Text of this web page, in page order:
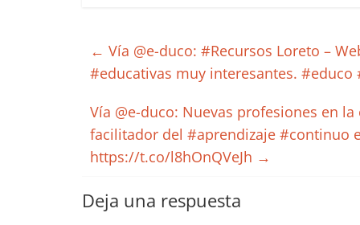
← Vía @e-duco: #Recursos Loreto –
#educativas muy interesantes.
Vía @e-duco: Nuevas profesiones en
facilitador del #aprendizaje #continuo
https://t.co/l8hOnQVeJh →
Deja una respuesta